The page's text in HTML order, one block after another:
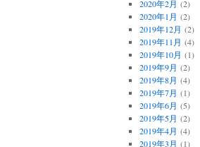
2020年2月 (2)
2020年1月 (2)
2019年12月 (2)
2019年11月 (4)
2019年10月 (1)
2019年9月 (2)
2019年8月 (4)
2019年7月 (1)
2019年6月 (5)
2019年5月 (2)
2019年4月 (4)
2019年3月 (1)